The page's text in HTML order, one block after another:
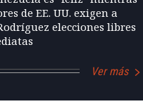
de EE. UU. exigen a
elecciones libres
Ver más